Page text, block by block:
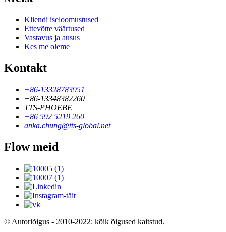
Kliendi iseloomustused
Ettevõtte väärtused
Vastavus ja ausus
Kes me oleme
Kontakt
+86-13328783951
+86-13348382260
TTS-PHOEBE
+86 592 5219 260
anka.chung@tts-global.net
Flow meid
© Autoriõigus - 2010-2022: kõik õigused kaitstud.